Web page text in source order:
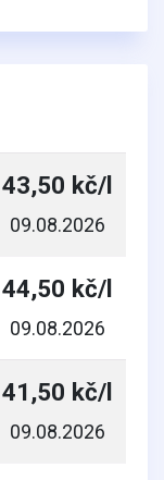
43,50 kč/l
09.08.2026
44,50 kč/l
09.08.2026
41,50 kč/l
09.08.2026